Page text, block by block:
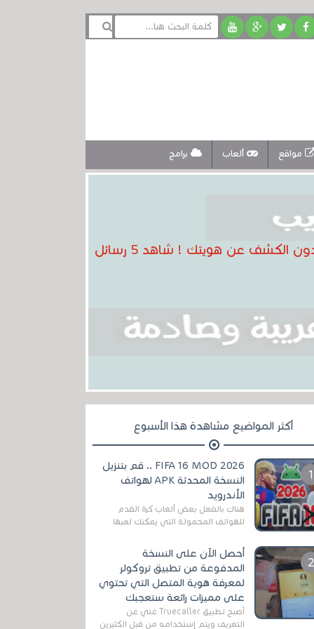
مواقع ألعاب برامج
تعرف على موقع "صراحة " العربي الجديد الذي انتشر ويجعلك ترسل رسائل شتم إلى أصدقاءك بدون الكشف عن هويتك ! شاهد 5 رسائل
أكثر المواضيع مشاهدة هذا الأسبوع
FIFA 16 MOD 2026 .. قم بتنزيل
النسخة المحدثة APK لهواتف
الأندرويد
هناك بالفعل بعض ألعاب كرة القدم
للهواتف المحمولة التي يمكنك لعبها
مثل EA Sports ...
أحصل الآن على النسخة
المدفوعة من تطبيق تروكولر
لمعرفة هوية المتصل التي تحتوي
على مميزات رائعة ستعجبك
أصبح تطبيق Truecaller غني عن
التعريف ويتم إستخدامه من قبل الكثيرين